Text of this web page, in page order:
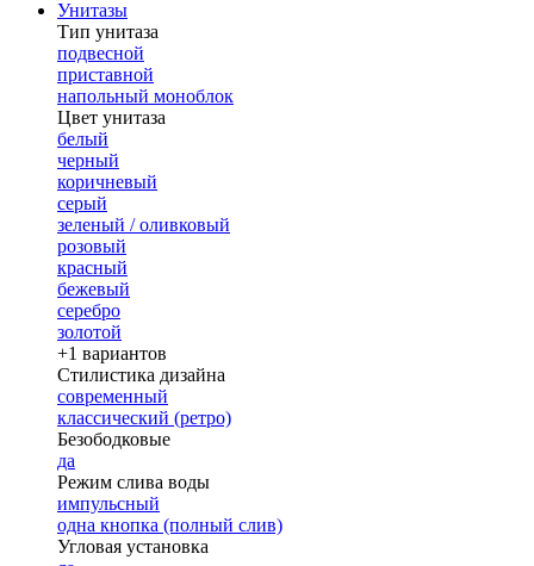
Унитазы
Тип унитаза
подвесной
приставной
напольный моноблок
Цвет унитаза
белый
черный
коричневый
серый
зеленый / оливковый
розовый
красный
бежевый
серебро
золотой
+1 вариантов
Стилистика дизайна
современный
классический (ретро)
Безободковые
да
Режим слива воды
импульсный
одна кнопка (полный слив)
Угловая установка